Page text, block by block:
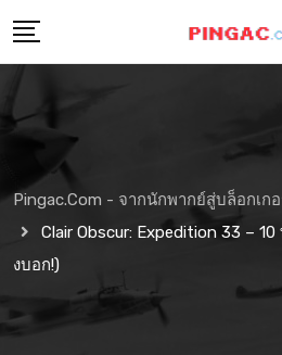
Pingac.com - จากนักพากย์สู่บล็อกเก
Clair Obscur: Expedition 33 –
งบอก!)